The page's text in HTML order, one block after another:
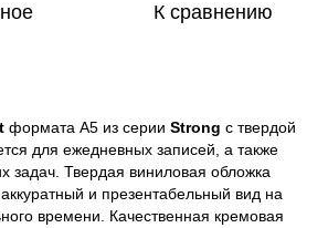
К сравнению
формата А5 из серии Strong с твердой
для ежедневных записей, а также
задач. Твердая виниловая обложка
и презентабельный вид на
времени. Качественная кремовая